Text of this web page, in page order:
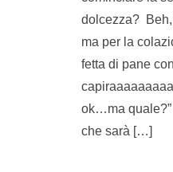
dolcezza?
ma per la
fetta di pane
ok…ma
che sarà […]